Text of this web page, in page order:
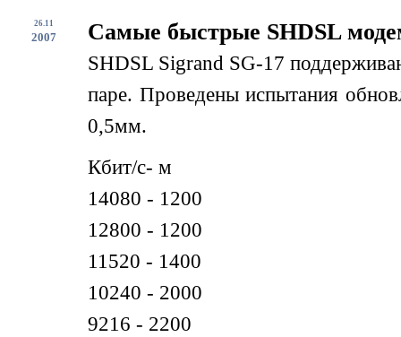
26.11
2007 Самые быстрые SHDSL
SHDSL Sigrand SG-17
паре. Проведены испытания
0,5мм.
Кбит/c- м
14080 - 1200
12800 - 1200
11520 - 1400
10240 - 2000
9216 - 2200